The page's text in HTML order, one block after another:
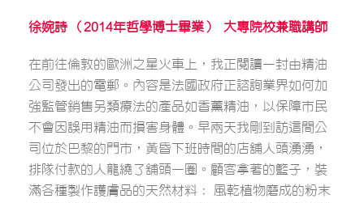
徐婉詩 （2014年哲學博士畢業） 大專院校兼職講師
在前往倫敦的歐洲之星火車上，我正閱讀一封由精油
公司發出的電郵。內容是法國政府正諮詢業界如何加
強監管銷售另類療法的產品如香薰精油，以保障巿民
不會因誤用精油而損害身體。早兩天我剛到訪這間公
司位於巴黎的門市，黃昏下班時間的店舖人頭湧湧，
排隊付款的人龍繞了舖頭一圈。顧客拿著的籃子，裝
滿各種製作護膚品的天然材料： 風乾植物磨成的粉末